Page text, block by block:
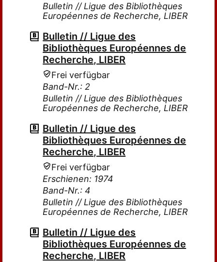
Bulletin // Ligue des Bibliothèques
Européennes de Recherche, LIBER
Bulletin // Ligue des
Bibliothèques Européennes de
Recherche, LIBER
Frei verfügbar
Band-Nr.: 2
Bulletin // Ligue des Bibliothèques
Européennes de Recherche, LIBER
Bulletin // Ligue des
Bibliothèques Européennes de
Recherche, LIBER
Frei verfügbar
Erschienen: 1974
Band-Nr.: 4
Bulletin // Ligue des Bibliothèques
Européennes de Recherche, LIBER
Bulletin // Ligue des
Bibliothèques Européennes de
Recherche, LIBER